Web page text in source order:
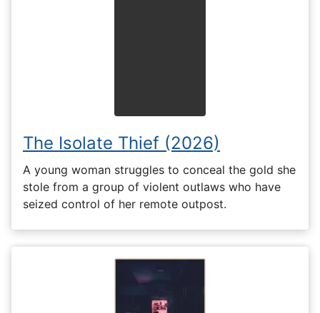
The Isolate Thief (2026)
A young woman struggles to conceal the gold she
stole from a group of violent outlaws who have
seized control of her remote outpost.